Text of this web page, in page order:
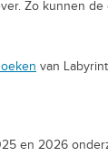
Zo kunnen
van
en 2026